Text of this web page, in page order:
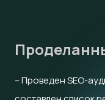
– Проведен SEO-